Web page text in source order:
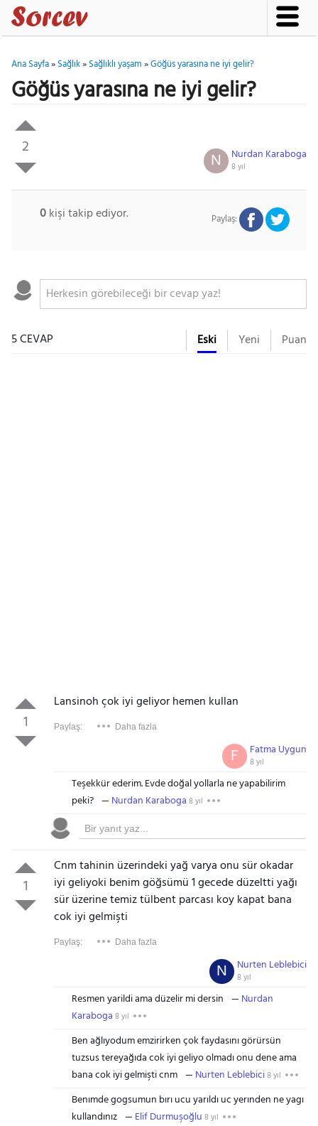
Ana Sayfa»Sağlık»Sağlıklı yaşam»Göğüs yarasına ne iyi gelir?
Göğüs yarasına ne iyi gelir?
2 Nurdan Karaboga
8 yıl
N
0kişi takip ediyor. Paylaş:
5 CEVAP Eski Yeni Puan
1
Lansinoh çok iyi geliyor hemen kullan
Paylaş: Daha fazla
Fatma Uygun
8 yıl
F
Teşekkür ederim. Evde doğal yollarla ne yapabilirim
peki?
Nurdan Karaboga 8 yıl
1
Cnm tahinin üzerindeki yağ varya onu sür okadar
iyi geliyoki benim göğsümü 1 gecede düzeltti yağı
sür üzerine temiz tülbent parcası koy kapat bana
cok iyi gelmişti
Paylaş: Daha fazla
Nurten Leblebici
8 yıl
N
Resmen yarildi ama düzelir mi dersin
Nurdan
Karaboga 8 yıl
Ben ağlıyodum emzirirken çok faydasını görürsün
tuzsus tereyağıda cok iyi geliyo olmadı onu dene ama
bana cok iyi gelmişti cnm
Nurten Leblebici8 yıl
Benımde gogsumun bırı ucu yarıldı uc yerınden ne yagı
kullandınız
Elif Durmuşoğlu 8 yıl